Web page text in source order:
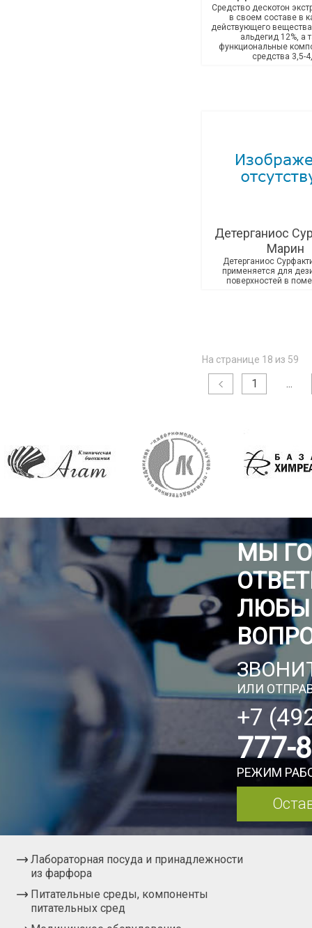
Средство дескотон
в своем составе в
действующего
альдегид 12%, а
функциональные
средства 3,5-
Детерганиос
Марин
Детерганиос
применяется для
поверхностей в
На странице 18 из 59
1 ...
МЫ
ИЛИ
+7
777-
РЕЖИМ
Лабораторная посуда и принадлежности
из фарфора
Питательные среды, компоненты
питательных сред